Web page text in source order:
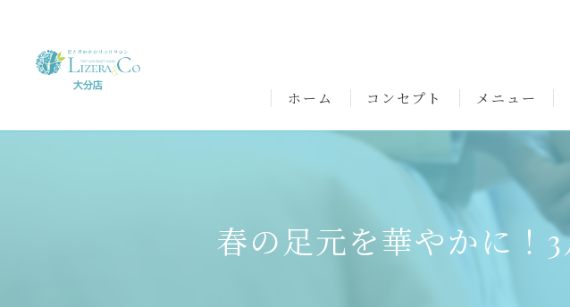
ホーム コンセプト メニュー
よくある質問
春の足元を華やかに！